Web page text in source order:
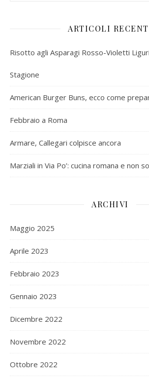
ARTICOLI
Risotto agli Asparagi Rosso-Violetti
Stagione
American Burger Buns, ecco come
Febbraio a Roma
Armare, Callegari colpisce ancora
Marziali in Via Po’: cucina romana e non
ARCHIVI
Maggio 2025
Aprile 2023
Febbraio 2023
Gennaio 2023
Dicembre 2022
Novembre 2022
Ottobre 2022